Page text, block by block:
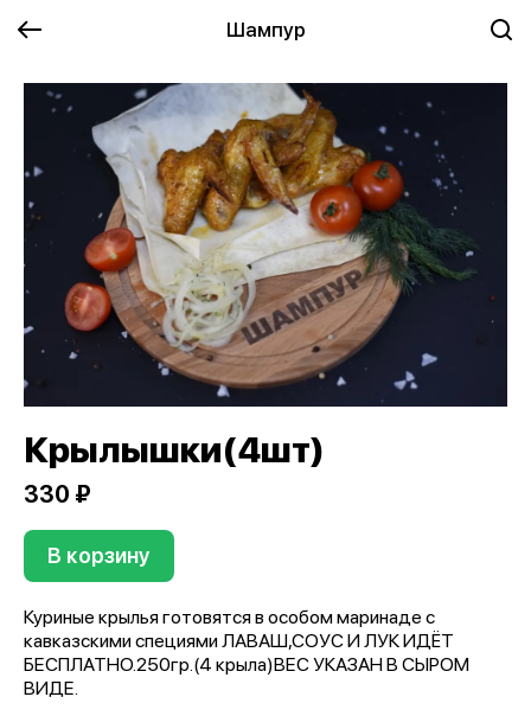
Шампур
Крылышки(4шт)
330 ₽
В корзину
Куриные крылья готовятся в особом маринаде с
кавказскими специями ЛАВАШ,СОУС И ЛУК ИДЁТ
БЕСПЛАТНО.250гр.(4 крыла)ВЕС УКАЗАН В СЫРОМ
ВИДЕ.